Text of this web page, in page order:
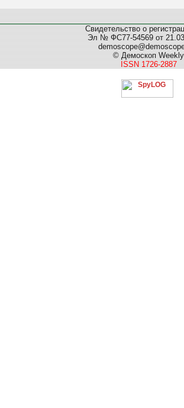
Свидетельство о
Эл № ФС77-54569 от
© Демоскоп Weekly
ISSN 1726-2887